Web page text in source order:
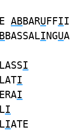
ABBARUFFII
BASSALINGUA
I
I
I
I
IATE